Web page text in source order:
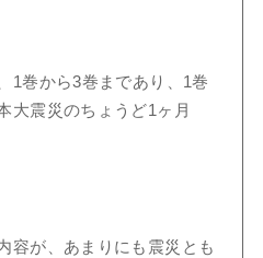
1巻から3巻まであり、1巻
大震災のちょうど1ヶ月
容が、あまりにも震災とも